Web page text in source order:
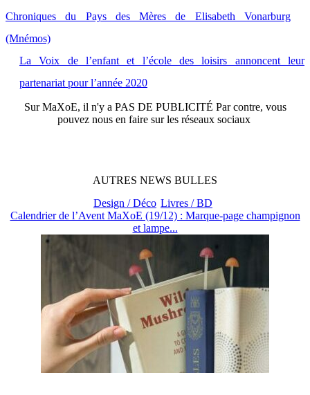
Chroniques du Pays des Mères de Elisabeth Vonarburg
(Mnémos)
La Voix de l’enfant et l’école des loisirs annoncent leur
partenariat pour l’année 2020
SurMaXoE, il n'y a PAS DE PUBLICITÉ Par contre, vous
pouvez nous en faire sur les réseaux sociaux
AUTRES NEWS BULLES
Design / Déco Livres / BD
Calendrier de l’Avent MaXoE (19/12) : Marque-page champignon
et lampe...